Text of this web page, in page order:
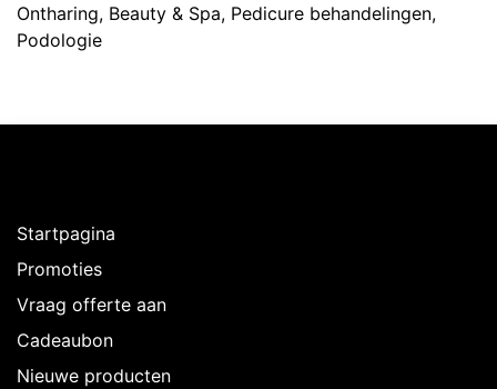
Ontharing, Beauty & Spa, Pedicure behandelingen,
Podologie
Startpagina
Promoties
Vraag offerte aan
Cadeaubon
Nieuwe producten